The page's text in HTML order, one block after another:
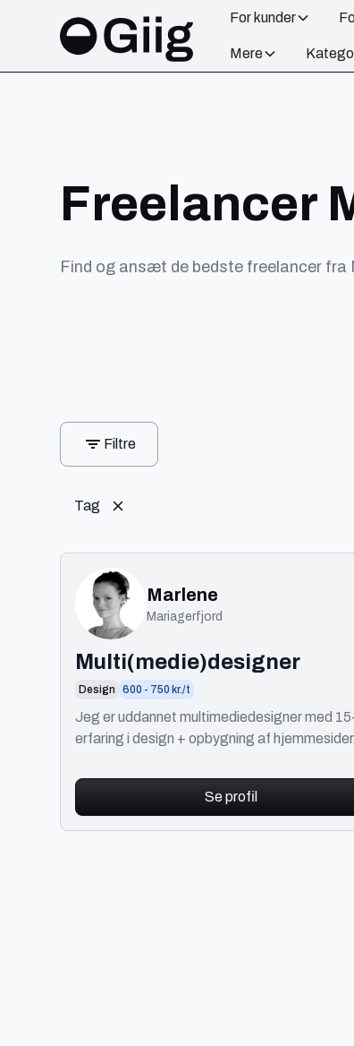
For kunder
Mere
Freelancer
Find og ansæt de bedste freelancer
Filtre
Tag
Marlene
Mariagerfjord
Multi(medie)designer
Design 600 - 750 kr./t
Jeg er uddannet multimediedesigner med
erfaring i design + opbygning af hjemmesider.
til tryk.
Se profil